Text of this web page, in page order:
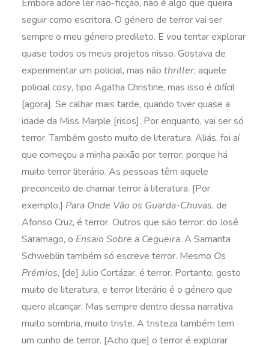
Embora adore ler não-ficção, não é algo que queira
seguir como escritora. O género de terror vai ser
sempre o meu género predileto. E vou tentar explorar
quase todos os meus projetos nisso. Gostava de
experimentar um policial, mas não thriller; aquele
policialcosy, tipo Agatha Christine, mas isso é difícil
[agora]. Se calhar mais tarde, quando tiver quase a
idade da Miss Marple [risos]. Por enquanto, vai ser só
terror. Também gosto muito de literatura. Aliás, foi aí
que começou a minha paixão por terror, porque há
muito terror literário. As pessoas têm aquele
preconceito de chamar terror à literatura. [Por
exemplo,] Para Onde Vão os Guarda-Chuvas, de
Afonso Cruz, é terror. Outros que são terror: do José
Saramago, o Ensaio Sobre a Cegueira. A Samanta
Schweblin também só escreve terror. Mesmo Os
Prémios, [de] Julio Cortázar, é terror. Portanto, gosto
muito de literatura, e terror literário é o género que
quero alcançar. Mas sempre dentro dessa narrativa
muito sombria, muito triste. A tristeza também tem
um cunho de terror. [Acho que] o terror é explorar